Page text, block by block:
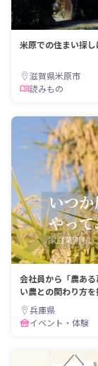
米原での住まい探
滋賀県米原市
読みもの
会社員から「農あ
い農との関わり方を
兵庫県
イベント・体験